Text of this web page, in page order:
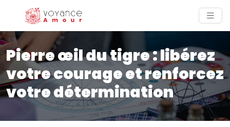
Pierre œil du tigre : libérez
votre courage et renforcez
votre détermination